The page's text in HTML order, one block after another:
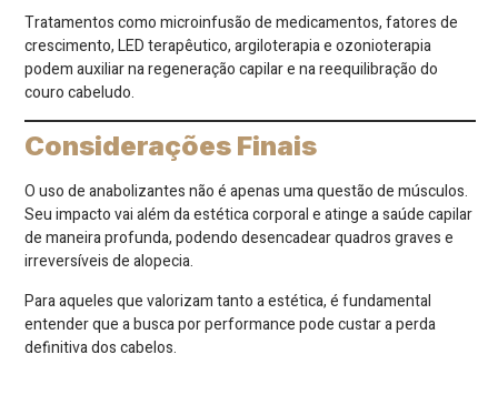
Tratamentos como microinfusão de medicamentos, fatores de
crescimento, LED terapêutico, argiloterapia e ozonioterapia
podem auxiliar na regeneração capilar e na reequilibração do
couro cabeludo.
Considerações Finais
O uso de anabolizantes não é apenas uma questão de músculos.
Seu impacto vai além da estética corporal e atinge a saúde capilar
de maneira profunda, podendo desencadear quadros graves e
irreversíveis de alopecia.
Para aqueles que valorizam tanto a estética, é fundamental
entender que a busca por performance pode custar a perda
definitiva dos cabelos.